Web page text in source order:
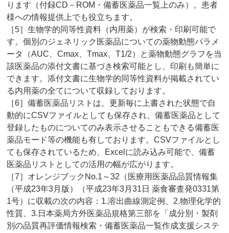
ります（付録CD－ROM・備蓄医薬品一覧上のみ）。患者
様への情報提供上でも役立ちます。
［5］生物学的同等性資料（内用薬）が検索・印刷可能で
す。個別のジェネリック医薬品についての薬物動態パラメ
ータ（AUC、Cmax、Tmax、T1/2）と薬物動態グラフを当
該医薬品の添付文書に基づき検索可能とし、印刷も簡単に
できます。添付文書に生物学的同等性資料が掲載されてい
る内用薬の全てについて収録しております。
［6］備蓄医薬品リストは、更新毎に上書された状態で自
動的にCSVファイルとしても保存され、備蓄医薬品として
登録したものについてのみ表示させることもできる備蓄医
薬品モード等の機能も有しております。CSVファイルとし
ても保存されているため、Excelに読み込み可能で、備蓄
医薬品リストとしての活用の幅が広がります。
［7］オレンジブックNo.1～32（医療用医薬品品質情報集
（平成23年3月版）（平成23年3月31日 薬食審査発0331第
1号）に収載の次の内容：1.溶出曲線測定例、2.物理化学的
性質、3.日本薬局方外医薬品規格第三部を「成分別・製剤
別の品質再評価情報検索・備蓄医薬品一覧作成支援システ